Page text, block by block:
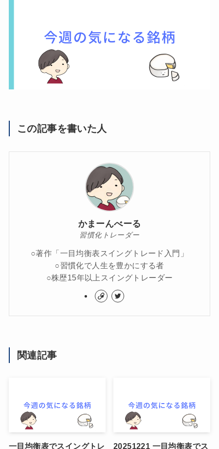
この記事を書いた人
かまーんべーる
習慣化トレーダー
○著作「一目均衡表スイングトレード入門」
○習慣化で人生を豊かにする者
○株歴15年以上スイングトレーダー
関連記事
一目均衡表でスイングトレ 20251221 一目均衡表でス